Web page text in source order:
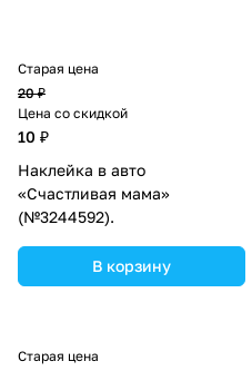
Старая цена
20 ₽
Цена со скидкой
10 ₽
Наклейка в авто
«Счастливая мама»
(№3244592).
В корзину
Старая цена